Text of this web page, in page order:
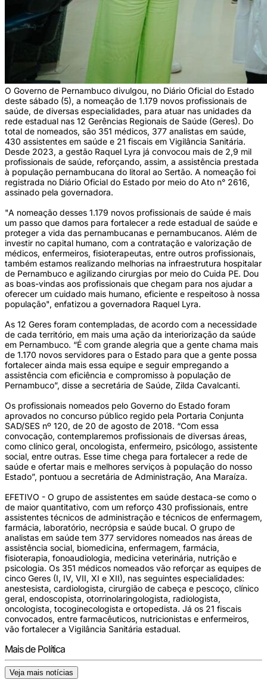
O Governo de Pernambuco divulgou, no Diário Oficial do Estado
deste sábado (5), a nomeação de 1.179 novos profissionais de
saúde, de diversas especialidades, para atuar nas unidades da
rede estadual nas 12 Gerências Regionais de Saúde (Geres). Do
total de nomeados, são 351 médicos, 377 analistas em saúde,
430 assistentes em saúde e 21 fiscais em Vigilância Sanitária.
Desde 2023, a gestão Raquel Lyra já convocou mais de 2,9 mil
profissionais de saúde, reforçando, assim, a assistência prestada
à população pernambucana do litoral ao Sertão. A nomeação foi
registrada no Diário Oficial do Estado por meio do Ato n° 2616,
assinado pela governadora.
"A nomeação desses 1.179 novos profissionais de saúde é mais
um passo que damos para fortalecer a rede estadual de saúde e
proteger a vida das pernambucanas e pernambucanos. Além de
investir no capital humano, com a contratação e valorização de
médicos, enfermeiros, fisioterapeutas, entre outros profissionais,
também estamos realizando melhorias na infraestrutura hospitalar
de Pernambuco e agilizando cirurgias por meio do Cuida PE. Dou
as boas-vindas aos profissionais que chegam para nos ajudar a
oferecer um cuidado mais humano, eficiente e respeitoso à nossa
população", enfatizou a governadora Raquel Lyra.
As 12 Geres foram contempladas, de acordo com a necessidade
de cada território, em mais uma ação da interiorização da saúde
em Pernambuco. “É com grande alegria que a gente chama mais
de 1.170 novos servidores para o Estado para que a gente possa
fortalecer ainda mais essa equipe e seguir empregando a
assistência com eficiência e compromisso à população de
Pernambuco”, disse a secretária de Saúde, Zilda Cavalcanti.
Os profissionais nomeados pelo Governo do Estado foram
aprovados no concurso público regido pela Portaria Conjunta
SAD/SES nº 120, de 20 de agosto de 2018. “Com essa
convocação, contemplaremos profissionais de diversas áreas,
como clínico geral, oncologista, enfermeiro, psicólogo, assistente
social, entre outras. Esse time chega para fortalecer a rede de
saúde e ofertar mais e melhores serviços à população do nosso
Estado”, pontuou a secretária de Administração, Ana Maraíza.
EFETIVO - O grupo de assistentes em saúde destaca-se como o
de maior quantitativo, com um reforço 430 profissionais, entre
assistentes técnicos de administração e técnicos de enfermagem,
farmácia, laboratório, necrópsia e saúde bucal. O grupo de
analistas em saúde tem 377 servidores nomeados nas áreas de
assistência social, biomedicina, enfermagem, farmácia,
fisioterapia, fonoaudiologia, medicina veterinária, nutrição e
psicologia. Os 351 médicos nomeados vão reforçar as equipes de
cinco Geres (I, IV, VII, XI e XII), nas seguintes especialidades:
anestesista, cardiologista, cirurgião de cabeça e pescoço, clínico
geral, endoscopista, otorrinolaringologista, radiologista,
oncologista, tocoginecologista e ortopedista. Já os 21 fiscais
convocados, entre farmacêuticos, nutricionistas e enfermeiros,
vão fortalecer a Vigilância Sanitária estadual.
Mais de Política
Veja mais notícias